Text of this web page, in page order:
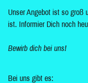
Unser Angebot ist so groß
ist. Informier Dich noch
Bewirb dich bei uns!
Bei uns gibt es: